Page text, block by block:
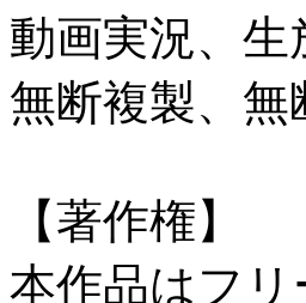
動画実況、
無断複製、無
【著作権】
本作品はフ